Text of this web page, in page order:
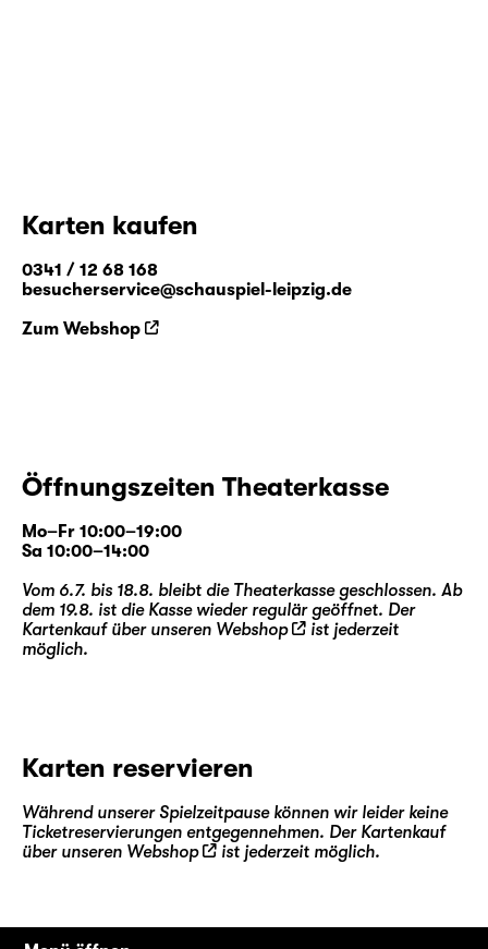
Karten kaufen
0341 / 12 68 168
besucherservice@schauspiel-leipzig.de
Zum Webshop
Öffnungszeiten Theaterkasse
Mo–Fr 10:00–19:00
Sa 10:00–14:00
Vom 6.7. bis 18.8. bleibt die Theaterkasse geschlossen. Ab
dem 19.8. ist die Kasse wieder regulär geöffnet. Der
Kartenkauf über unseren Webshop
ist jederzeit
möglich.
Karten reservieren
Während unserer Spielzeitpause können wir leider keine
Ticketreservierungen entgegennehmen. Der Kartenkauf
über unseren Webshop ist jederzeit möglich.